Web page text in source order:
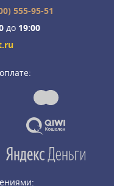
555-95-51
до 19:00